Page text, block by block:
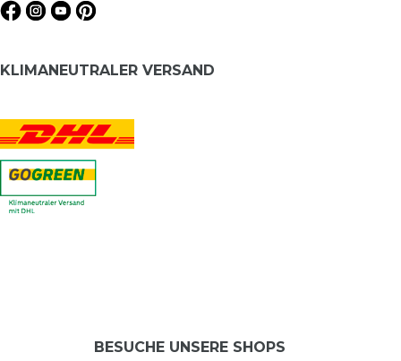
KLIMANEUTRALER VERSAND
BESUCHE UNSERE SHOPS